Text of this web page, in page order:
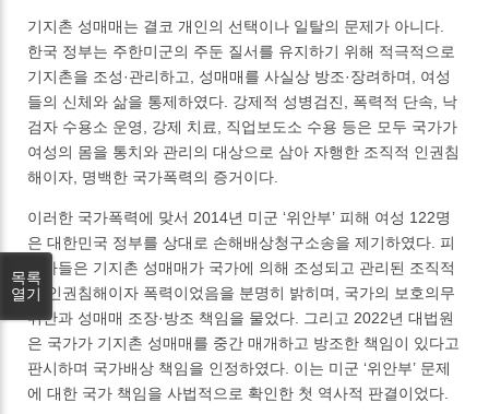
기지촌 성매매는 결코 개인의 선택이나 일탈의 문제가 아니다.
한국 정부는 주한미군의 주둔 질서를 유지하기 위해 적극적으로
기지촌을 조성·관리하고, 성매매를 사실상 방조·장려하며, 여성
들의 신체와 삶을 통제하였다. 강제적 성병검진, 폭력적 단속, 낙
검자 수용소 운영, 강제 치료, 직업보도소 수용 등은 모두 국가가
여성의 몸을 통치와 관리의 대상으로 삼아 자행한 조직적 인권침
해이자, 명백한 국가폭력의 증거이다.
이러한 국가폭력에 맞서 2014년 미군 ‘위안부’ 피해 여성 122명
은 대한민국 정부를 상대로 손해배상청구소송을 제기하였다. 피
해자들은 기지촌 성매매가 국가에 의해 조성되고 관리된 조직적
인 인권침해이자 폭력이었음을 분명히 밝히며, 국가의 보호의무
위반과 성매매 조장·방조 책임을 물었다. 그리고 2022년 대법원
은 국가가 기지촌 성매매를 중간 매개하고 방조한 책임이 있다고
판시하며 국가배상 책임을 인정하였다. 이는 미군 ‘위안부’ 문제
에 대한 국가 책임을 사법적으로 확인한 첫 역사적 판결이었다.
목록
열기